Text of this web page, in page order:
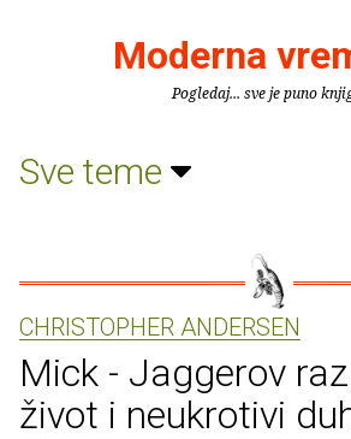
Moderna
Pogledaj... sve je puno
Sve teme
CHRISTOPHER ANDERSEN
Mick - Jaggerov
život i neukrotivi